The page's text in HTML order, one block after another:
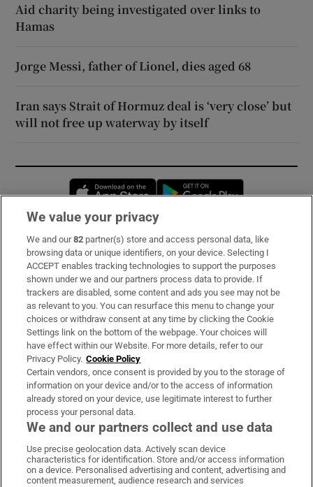
Aid charity being investigated over links to
Hamas
Jorge Messi, father of Lionel, dies aged 68
Iran says Strait of Hormuz deal is ‘very close’ but
will not free up waterway by itself
Opens in new window
Subscribe
Support
About Us
Irish Times Products & Services
OUR PARTNERS:
Irish Times on WhatsApp
Irish Times on Facebook
Irish Times on X
Irish Times on LinkedIn
Irish Times on Instagram
We value your privacy
We and our82 partner(s) store and access personal data, like
browsing data or unique identifiers, on your device. Selecting I
ACCEPT enables tracking technologies to support the purposes
shown under we and our partners process data to provide. If
trackers are disabled, some content and ads you see may not be
as relevant to you. You can resurface this menu to change your
choices or withdraw consent at any time by clicking the Cookie
Settings link on the bottom of the webpage. Your choices will
have effect within our Website. For more details, refer to our
Privacy Policy. Cookie Policy
Certain vendors, once consent is provided by you to the storage of
information on your device and/or to the access of information
already stored on your device, use legitimate interest to further
process your personal data.
We and our partners collect and use data
Use precise geolocation data. Actively scan device
characteristics for identification. Store and/or access information
on a device. Personalised advertising and content, advertising and
content measurement, audience research and services